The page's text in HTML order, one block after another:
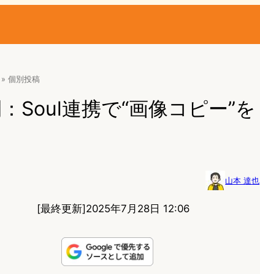
» 個別投稿
Soul連携で“画像コピー”を
山本 達也
[最終更新]2025年7月28日 12:06